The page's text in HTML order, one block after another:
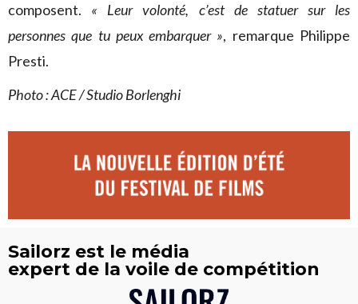
composent. « Leur volonté, c’est de statuer sur les
personnes que tu peux embarquer », remarque Philippe
Presti.
Photo : ACE / Studio Borlenghi
Sailorz est le média
expert de la voile de compétition